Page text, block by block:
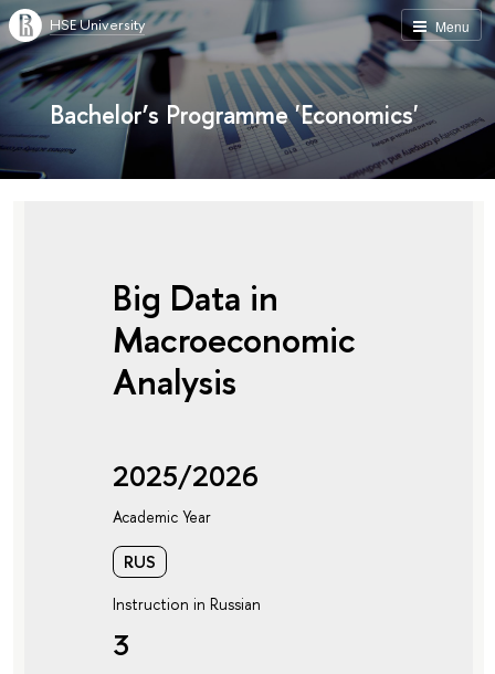
Menu
HSE University
Bachelor’s Programme 'Economics'
Big Data in
Macroeconomic
Analysis
2025/2026
Academic Year
RUS
Instruction in Russian
3